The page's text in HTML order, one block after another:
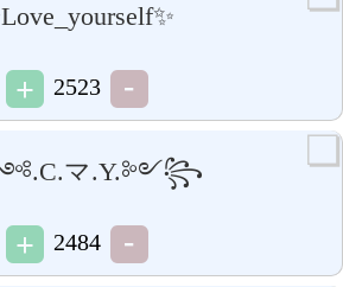
2523
マ.Y.༻꧂
2484